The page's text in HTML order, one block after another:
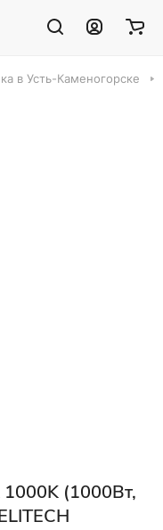
в Усть-Каменогорске
1000K (1000Вт,